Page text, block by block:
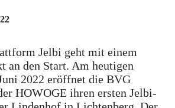
Jelbi geht mit einem
an den Start. Am heutigen
2022 eröffnet die BVG
HOWOGE ihren ersten Jelbi-